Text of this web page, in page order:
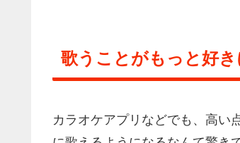
歌うことがもっと好き
カラオケアプリなどでも、高い